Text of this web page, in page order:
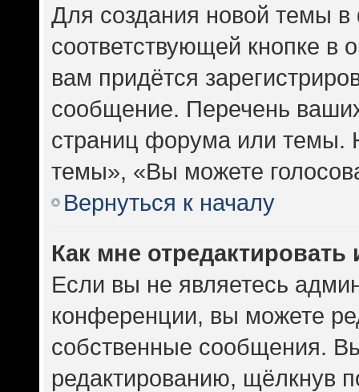
Для создания новой темы
соответствующей кнопке
вам придётся
сообщение. Перечень
страниц форума или темы.
темы», «Вы можете
Вернуться к началу
Как мне
Если вы не являетесь
конференции, вы можете
собственные сообщения.
редактированию, щёлкнув